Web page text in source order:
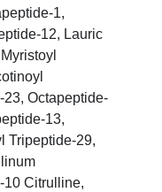
1,
12, Lauric
Octapeptide-
13,
Tripeptide-29,
10 Citrulline,